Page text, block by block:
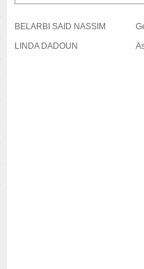
BELARBI SAID NASSIM
LINDA DADOUN